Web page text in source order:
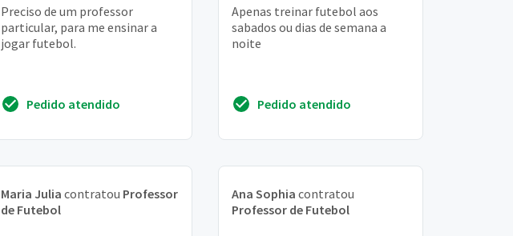
Preciso de um professor
particular, para me ensinar a
jogar futebol.
Pedido atendido
Apenas treinar futebol aos
sabados ou dias de semana a
noite
Pedido atendido
Maria Julia contratou Professor
de Futebol
Ana Sophia contratou
Professor de Futebol